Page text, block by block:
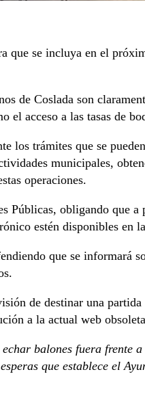
se incluya en el
de Coslada son
el acceso a las tasas de
los trámites que se
municipales,
operaciones.
obligando que
estén disponibles en
que se informará
de destinar una
a la actual web
balones fuera frente
que establece el